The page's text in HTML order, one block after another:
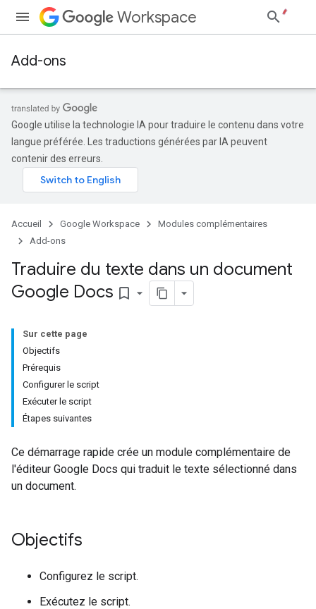
Workspace
Add-ons
Google utilise la technologie IA pour traduire le contenu dans votre
langue préférée. Les traductions générées par IA peuvent
contenir des erreurs.
Accueil Google Workspace
Modules complémentaires
Add-ons
Traduire du texte dans un document
Google Docs bookmark_border
Sur cette page
Objectifs
Prérequis
Configurer le script
Exécuter le script
Étapes suivantes
Ce démarrage rapide crée un module complémentaire de
l'éditeur Google Docs qui traduit le texte sélectionné dans
un document.
Objectifs
Configurez le script.
Exécutez le script.